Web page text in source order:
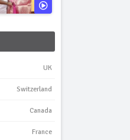
UK
Switzerland
Canada
France